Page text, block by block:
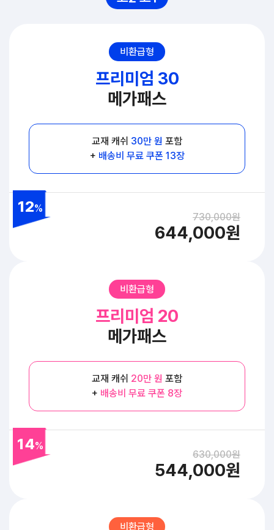
비환급형
프리미엄 30
메가패스
교재 캐쉬 30만 원 포함
+ 배송비 무료 쿠폰 13장
730,000원
644,000원
12%
비환급형
프리미엄 20
메가패스
교재 캐쉬 20만 원 포함
+ 배송비 무료 쿠폰 8장
630,000원
544,000원
14%
비환급형